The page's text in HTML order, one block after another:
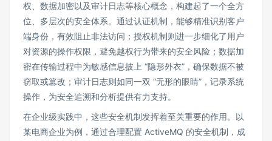
权、数据加密以及审计日志等核心概念，构建起了一个全方
位、多层次的安全体系。通过认证机制，能够精准识别客户
端身份，有效阻止非法访问；授权机制则进一步细化了用户
对资源的操作权限，避免越权行为带来的安全风险；数据加
密在传输过程中为敏感信息披上 “隐形外衣”，确保数据不被
窃取或篡改；审计日志则如同一双 “无形的眼睛”，记录系统
操作，为安全追溯和分析提供有力支持。
在企业级实践中，这些安全机制发挥着至关重要的作用。以
某电商企业为例，通过合理配置 ActiveMQ 的安全机制，成